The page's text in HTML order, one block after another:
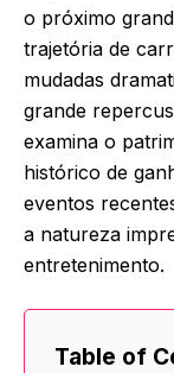
o próximo
trajetória de
mudadas
grande
examina o
histórico de
eventos
a natureza
entretenimento.
Table of